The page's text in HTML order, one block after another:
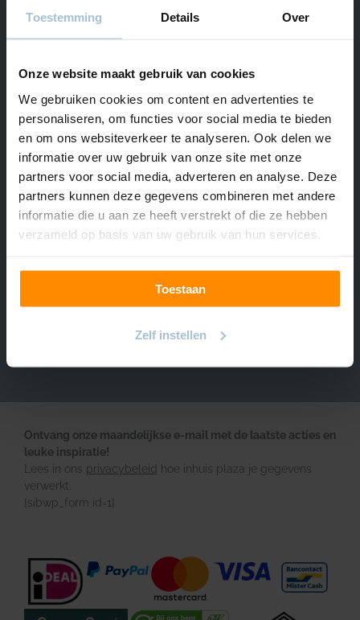
Toestemming Details Over
Onze website maakt gebruik van cookies
We gebruiken cookies om content en advertenties te
personaliseren, om functies voor social media te bieden
en om ons websiteverkeer te analyseren. Ook delen we
informatie over uw gebruik van onze site met onze
partners voor social media, adverteren en analyse. Deze
partners kunnen deze gegevens combineren met andere
informatie die u aan ze heeft verstrekt of die ze hebben
verzameld op basis van uw gebruik van hun services.
Toestaan
Zelf instellen
We helpen je graag
+31 (0) 180 – 555 900
Naar Hulp & Contact
Ons assortiment
Inspiratie
Volg ons
Ontvang onze maandelijkse e-mail met de laatste acties en
leuke inspiratie!
Lees in ons privacybeleid
hoe inhuis plaza je gegevens
verwerkt.
[sibwp_form id=1]